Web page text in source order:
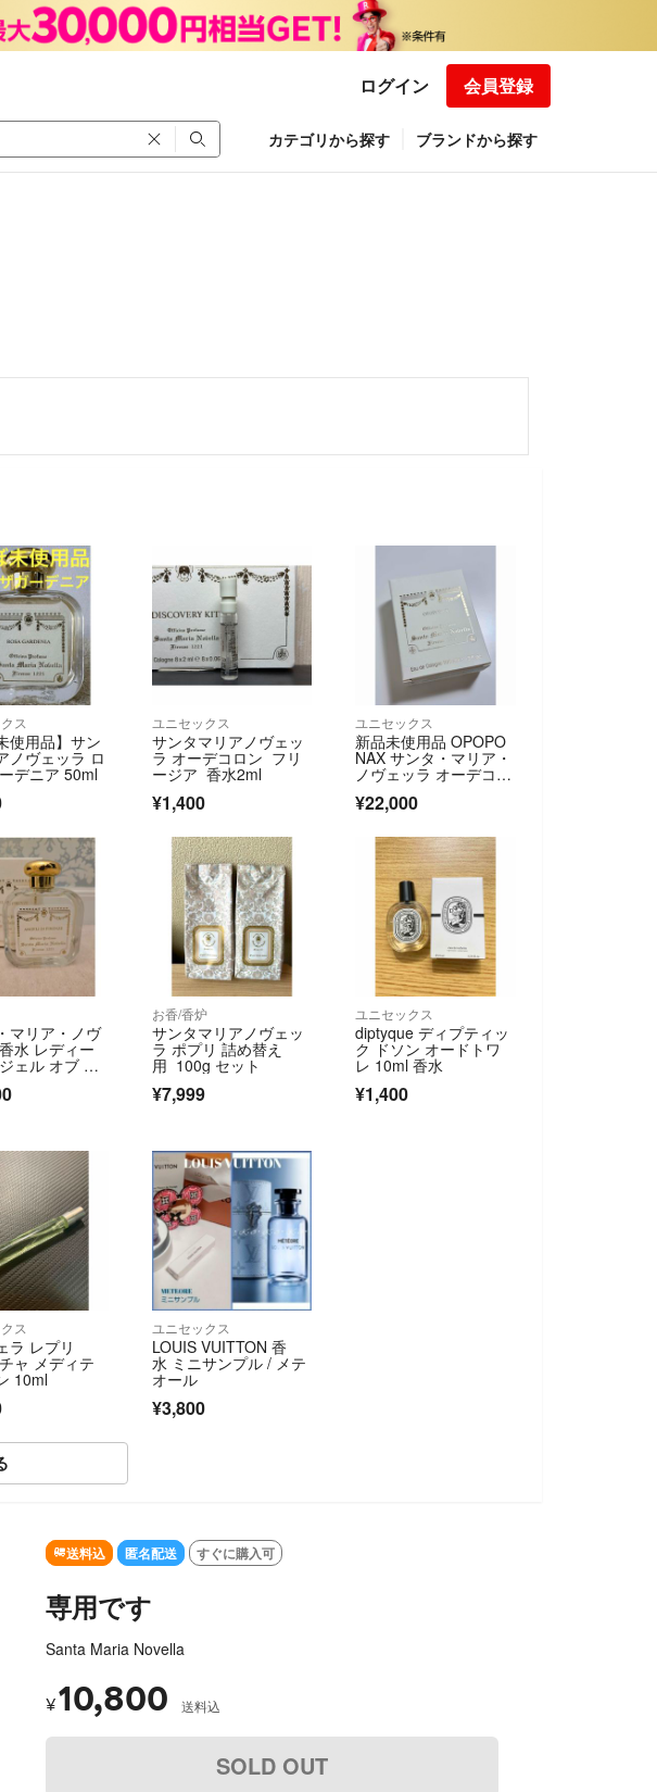
ログイン 会員登録
カテゴリから探す ブランドから探す
ス
使用品】サン
ノヴェッラ ロ
デニア 50ml
ユニセックス
サンタマリアノヴェッ
ラ オーデコロン フリ
ージア 香水2ml
¥1,400
ユニセックス
新品未使用品 OPOPO
NAX サンタ・マリア・
ノヴェッラ オーデコロ
ン 香水
¥22,000
マリア・ノヴ
水 レディー
ェル オブ フ
お香/香炉
サンタマリアノヴェッ
ラ ポプリ 詰め替え
用 100g セット
¥7,999
ユニセックス
diptyque ディプティッ
ク ドソン オードトワ
レ 10ml 香水
¥1,400
ス
ラ レプリ
ャ メディテ
10ml
ユニセックス
LOUIS VUITTON 香
水 ミニサンプル / メテ
オール
¥3,800
SOLD OUT
送料込 匿名配送 すぐに購入可
専用です
Santa Maria Novella
¥10,800 送料込
SOLD OUT